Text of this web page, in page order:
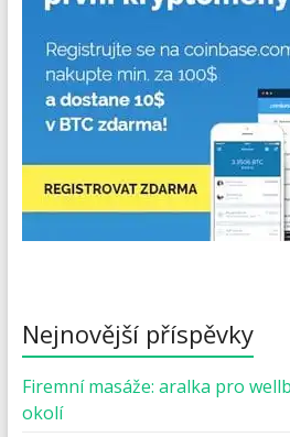
Nejnovější příspěvky
Firemní masáže: aralka pro
okolí